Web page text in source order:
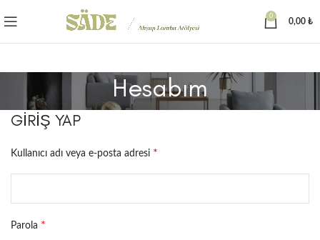
0
0,00 ₺
Hesabım
GIRIŞ YAP
Kullanıcı adı veya e-posta adresi *
Parola *